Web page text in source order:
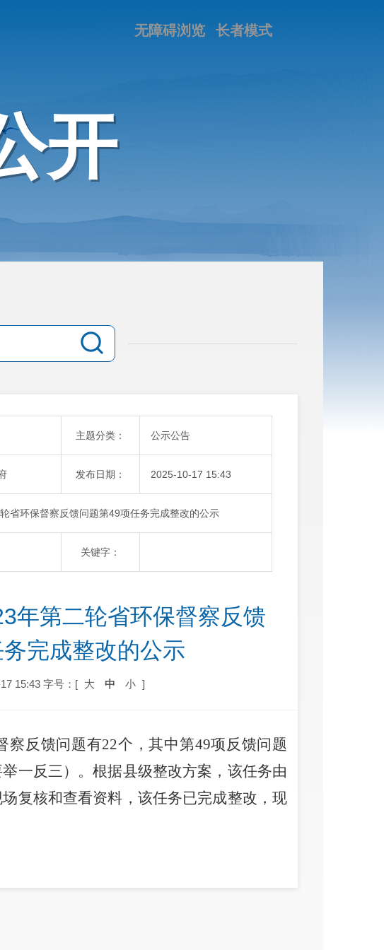
长者模式
无障碍浏览
开
主题分类： 公示公告
发布日期： 2025-10-17 15:43
省环保督察反馈问题第49项任务完成整改的公示
关键字：
年第二轮省环保督察反馈
完成整改的公示
15:43 字号：[ 大 中 小 ]
察反馈问题有22个，其中第49项反馈问题
一反三）。根据县级整改方案，该任务由
复核和查看资料，该任务已完成整改，现